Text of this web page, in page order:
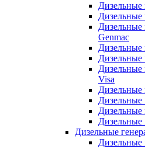
Дизельные
Дизельные
Дизельные
Genmac
Дизельные
Дизельные
Дизельные
Visa
Дизельные
Дизельные
Дизельные
Дизельные
Дизельные